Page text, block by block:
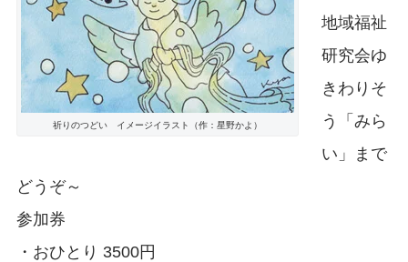
祈りのつどい イメージイラスト（作：星野かよ）
地域福祉
研究会ゆ
きわりそ
う「みら
い」まで
どうぞ～
参加券
・おひとり 3500円